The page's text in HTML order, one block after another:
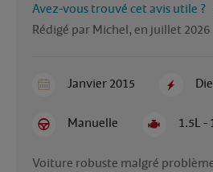
Avez-vous trouvé cet avis utile ?
Rédigé par Michel, en juillet 2026
Janvier 2015
Manuelle 1.5L -
Voiture robuste malgré